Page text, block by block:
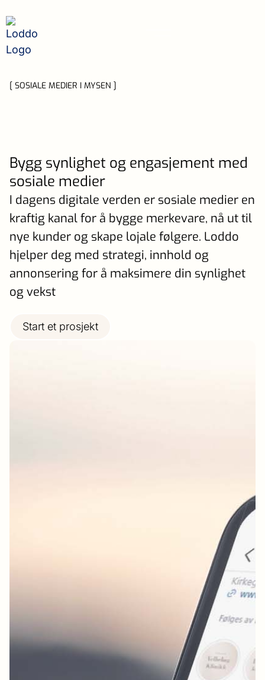
[ SOSIALE MEDIER I MYSEN ]
Bygg synlighet og engasjement med
sosiale medier
I dagens digitale verden er sosiale medier en
kraftig kanal for å bygge merkevare, nå ut til
nye kunder og skape lojale følgere. Loddo
hjelper deg med strategi, innhold og
annonsering for å maksimere din synlighet
og vekst
Start et prosjekt